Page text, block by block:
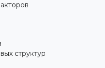
структур